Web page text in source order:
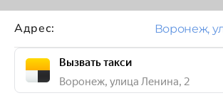
Адрес: Воронеж,
Вызвать такси
Воронеж, улица Ленина, 2